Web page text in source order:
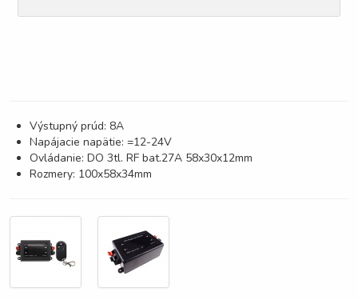
Výstupný prúd: 8A
Napájacie napätie: =12-24V
Ovládanie: DO 3tl. RF bat.27A 58x30x12mm
Rozmery: 100x58x34mm